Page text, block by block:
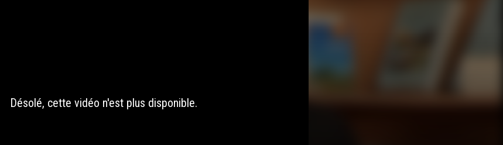
Désolé, cette vidéo n'est plus disponible.